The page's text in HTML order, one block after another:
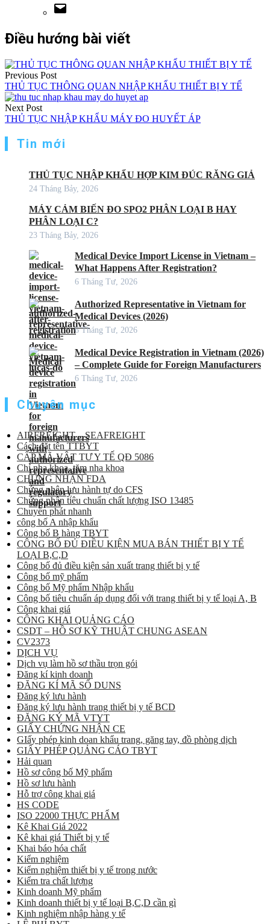
Điều hướng bài viết
Previous Post
THỦ TỤC THÔNG QUAN NHẬP KHẨU THIẾT BỊ Y TẾ
Next Post
THỦ TỤC NHẬP KHẨU MÁY ĐO HUYẾT ÁP
Tin mới
THỦ TỤC NHẬP KHẨU HỢP KIM ĐÚC RĂNG GIẢ
24 Tháng Bảy, 2026
MÁY CẢM BIẾN ĐO SPO2 PHÂN LOẠI B HAY
PHÂN LOẠI C?
23 Tháng Bảy, 2026
Medical Device Import License in Vietnam –
What Happens After Registration?
6 Tháng Tư, 2026
Authorized Representative in Vietnam for
Medical Devices (2026)
6 Tháng Tư, 2026
Medical Device Registration in Vietnam (2026)
– Complete Guide for Foreign Manufacturers
6 Tháng Tư, 2026
Chuyên mục
AIRFREIGHT – SEAFREIGHT
Cách đặt tên TTBYT
CẤP MÃ VẬT TƯ Y TẾ QĐ 5086
Chỉ nha khoa, tăm nha khoa
CHỨNG NHẬN FDA
Chứng nhận lưu hành tự do CFS
Chứng nhận tiêu chuẩn chất lượng ISO 13485
Chuyển phát nhanh
công bố A nhập khẩu
Công bố B hàng TBYT
CÔNG BỐ ĐỦ ĐIỀU KIỆN MUA BÁN THIẾT BỊ Y TẾ
LOẠI B,C,D
Công bố đủ điều kiện sản xuất trang thiết bị y tế
Công bố mỹ phẩm
Công bố Mỹ phẩm Nhập khẩu
Công bố tiêu chuẩn áp dụng đối với trang thiết bị y tế loại A, B
Công khai giá
CÔNG KHAI QUẢNG CÁO
CSDT – HỒ SƠ KỸ THUẬT CHUNG ASEAN
CV2373
DỊCH VỤ
Dịch vụ làm hồ sơ thầu trọn gói
Đăng kí kinh doanh
ĐĂNG KÍ MÃ SỐ DUNS
Đăng ký lưu hành
Đăng ký lưu hành trang thiết bị y tế BCD
ĐĂNG KÝ MÃ VTYT
GIẤY CHỨNG NHẬN CE
GIấy phép kinh doan khẩu trang, găng tay, đồ phòng dịch
GIẤY PHÉP QUẢNG CÁO TBYT
Hải quan
Hồ sơ công bố Mỹ phẩm
Hồ sơ lưu hành
Hỗ trợ công khai giá
HS CODE
ISO 22000 THỰC PHẨM
Kê Khai Giá 2022
Kê khai giá Thiết bị y tế
Khai báo hóa chất
Kiểm nghiệm
Kiểm nghiệm thiết bị y tế trong nước
Kiểm tra chất lượng
Kinh doanh Mỹ phẩm
Kinh doanh thiết bị y tế loại B,C,D cần gì
Kinh nghiệm nhập hàng y tế